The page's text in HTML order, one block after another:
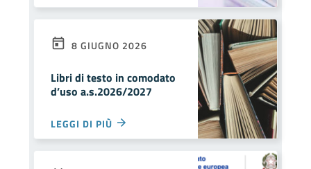
8 GIUGNO 2026
Libri di testo in comodato
d’uso a.s.2026/2027
LEGGI DI PIÙ